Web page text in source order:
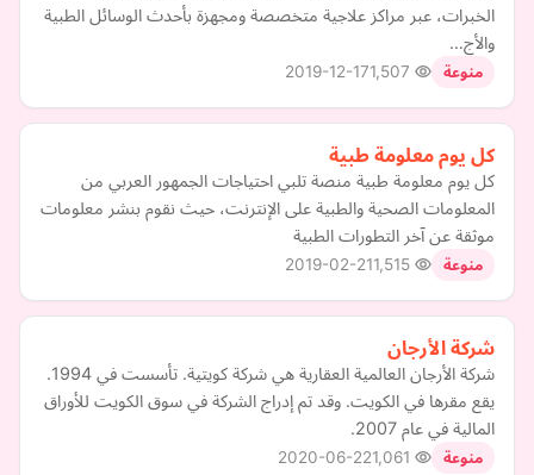
الخبرات، عبر مراكز علاجية متخصصة ومجهزة بأحدث الوسائل الطبية
والأج…
منوعة 2019-12-17
كل يوم معلومة طبية
كل يوم معلومة طبية منصة تلبي احتياجات الجمهور العربي من
المعلومات الصحية والطبية على الإنترنت، حيث نقوم بنشر معلومات
موثقة عن آخر التطورات الطبية
منوعة 2019-02-21
شركة الأرجان
شركة الأرجان العالمية العقارية هي شركة كويتية. تأسست في 1994.
يقع مقرها في الكويت. وقد تم إدراج الشركة في سوق الكويت للأوراق
المالية في عام 2007.
منوعة 2020-06-22